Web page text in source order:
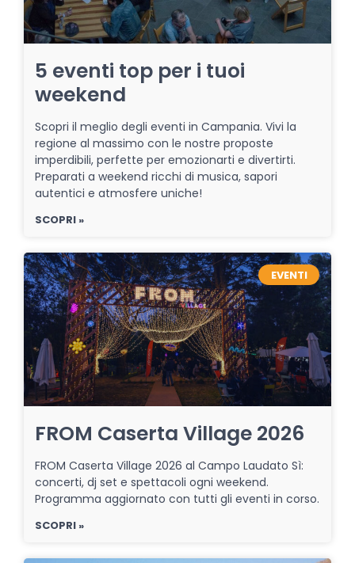
5 eventi top per i tuoi
weekend
Scopri il meglio degli eventi in Campania. Vivi la
regione al massimo con le nostre proposte
imperdibili, perfette per emozionarti e divertirti.
Preparati a weekend ricchi di musica, sapori
autentici e atmosfere uniche!
SCOPRI »
EVENTI
FROM Caserta Village 2026
FROM Caserta Village 2026 al Campo Laudato Sì:
concerti, dj set e spettacoli ogni weekend.
Programma aggiornato con tutti gli eventi in corso.
SCOPRI »